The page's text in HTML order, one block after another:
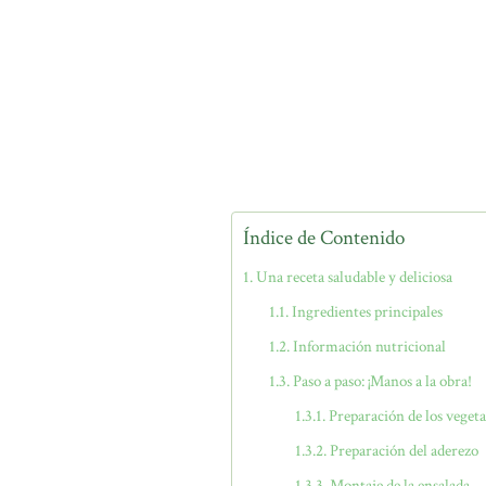
Índice de Contenido
Una receta saludable y deliciosa
Ingredientes principales
Información nutricional
Paso a paso: ¡Manos a la obra!
Preparación de los
Preparación del aderezo